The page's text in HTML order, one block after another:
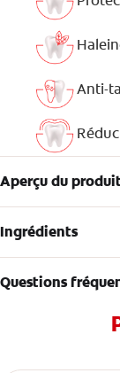
Anti-
Aperçu du
Ingrédients
Questions